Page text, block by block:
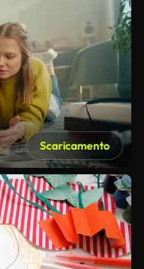
Scaricamento